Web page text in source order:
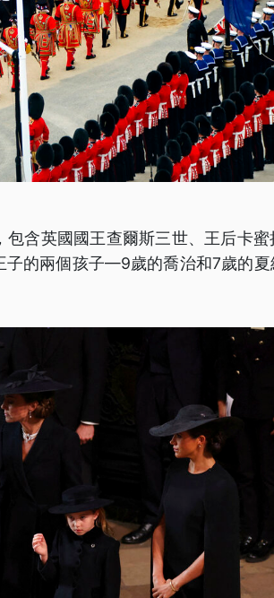
含英國國王查爾斯三世、王后卡
子的兩個孩子—9歲的喬治和7歲的